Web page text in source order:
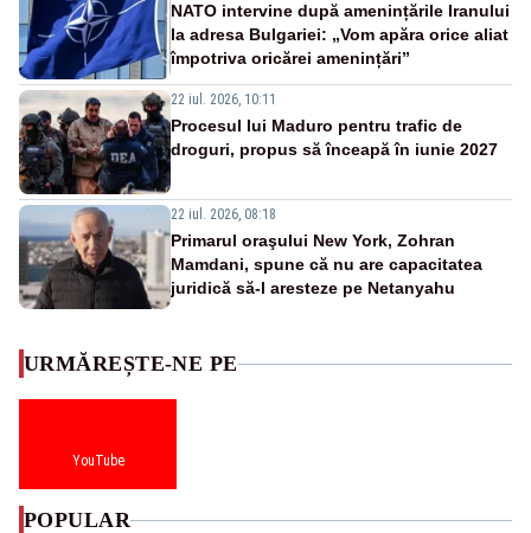
NATO intervine după amenințările Iranului
la adresa Bulgariei: „Vom apăra orice aliat
împotriva oricărei amenințări”
22 iul. 2026, 10:11
Procesul lui Maduro pentru trafic de
droguri, propus să înceapă în iunie 2027
22 iul. 2026, 08:18
Primarul oraşului New York, Zohran
Mamdani, spune că nu are capacitatea
juridică să-l aresteze pe Netanyahu
URMĂREȘTE-NE PE
YouTube
POPULAR